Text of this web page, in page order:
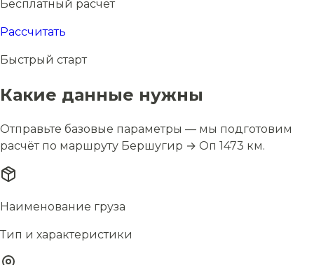
Бесплатный расчёт
Рассчитать
Быстрый старт
Какие данные нужны
Отправьте базовые параметры — мы подготовим
расчёт по маршруту Бершугир → Оп 1473 км.
Наименование груза
Тип и характеристики